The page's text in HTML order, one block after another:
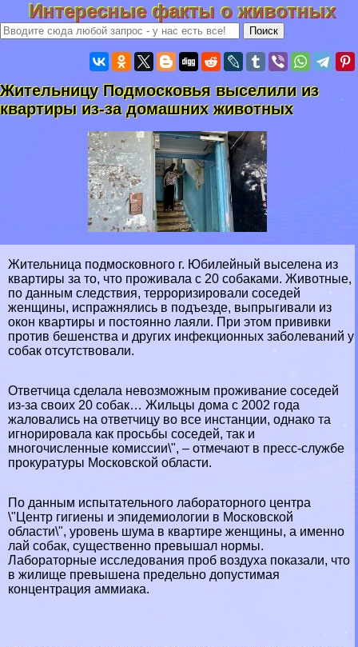
Интересные факты о животных
Жительницу Подмосковья выселили из
квартиры из-за домашних животных
Жительница подмосковного г. Юбилейный выселена из
квартиры за то, что проживала с 20 собаками. Животные,
по данным следствия, терроризировали соседей
женщины, испражнялись в подъезде, выпрыгивали из
окон квартиры и постоянно лаяли. При этом прививки
против бешенства и других инфекционных заболеваний у
собак отсутствовали.
Ответчица сделала невозможным проживание соседей
из-за своих 20 собак… Жильцы дома с 2002 года
жаловались на ответчицу во все инстанции, однако та
игнорировала как просьбы соседей, так и
многочисленные комиссии\", – отмечают в пресс-службе
прокуратуры Московской области.
По данным испытательного лабораторного центра
\"Центр гигиены и эпидемиологии в Московской
области\", уровень шума в квартире женщины, а именно
лай собак, существенно превышал нормы.
Лабораторные исследования проб воздуха показали, что
в жилище превышена предельно допустимая
концентрация аммиака.